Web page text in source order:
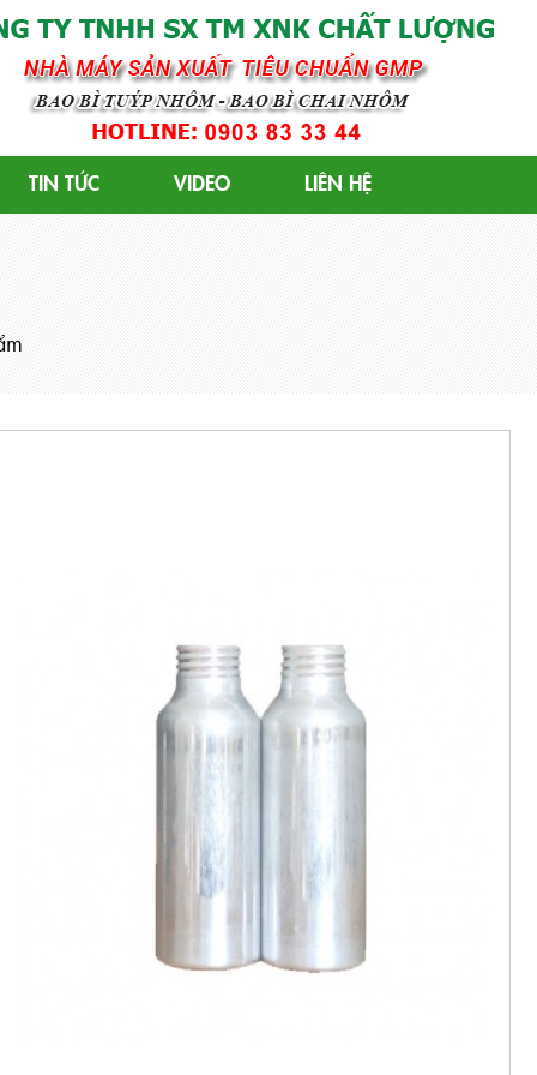
TIN TỨC VIDEO LIÊN HỆ